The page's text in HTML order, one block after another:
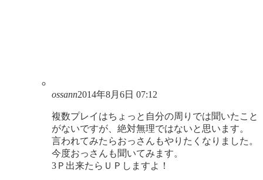
ossann2014年8月6日 07:12
複数プレイはちょっと自分の周りでは聞いたこと
がないですが、絶対無理ではないと思います。
言われてみたらおっさんもやりたくなりました。
今度おっさんも聞いてみます。
3Ｐ出来たらＵＰしますよ！